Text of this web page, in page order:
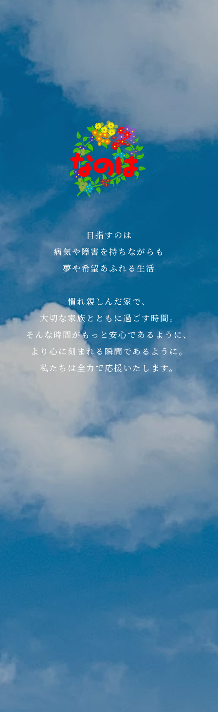
目指すのは
病気や障害を持ちながらも
夢や希望あふれる生活
慣れ親しんだ家で、
大切な家族とともに過ごす時間。
そんな時間がもっと安心であるように、
より心に刻まれる瞬間であるように。
私たちは全力で応援いたします。